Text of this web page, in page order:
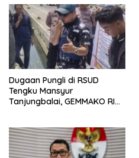
Dugaan Pungli di RSUD
Tengku Mansyur
Tanjungbalai, GEMMAKO RI